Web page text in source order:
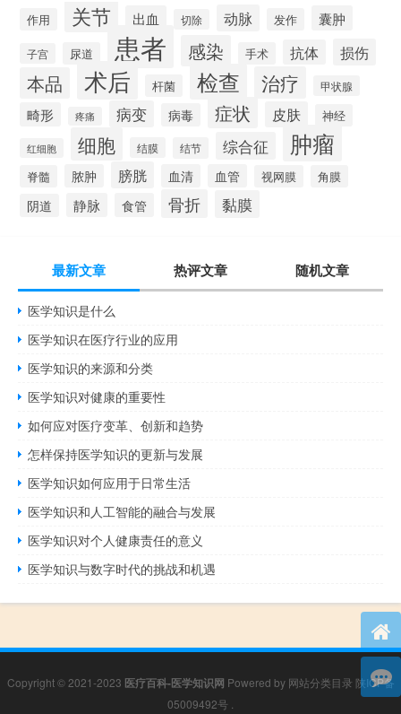
作用 关节 出血 切除 动脉 发作 囊肿
子宫 尿道 患者 感染 手术 抗体 损伤
本品 术后 杆菌 检查 治疗 甲状腺
畸形 疼痛 病变 病毒 症状 皮肤 神经
红细胞 细胞 结膜 结节 综合征 肿瘤
脊髓 脓肿 膀胱 血清 血管 视网膜 角膜
阴道 静脉 食管 骨折 黏膜
最新文章 热评文章 随机文章
医学知识是什么
医学知识在医疗行业的应用
医学知识的来源和分类
医学知识对健康的重要性
如何应对医疗变革、创新和趋势
怎样保持医学知识的更新与发展
医学知识如何应用于日常生活
医学知识和人工智能的融合与发展
医学知识对个人健康责任的意义
医学知识与数字时代的挑战和机遇
Copyright © 2021-2023 医疗百科-医学知识网 Powered by 网站分类目录 陕ICP备
05009492号